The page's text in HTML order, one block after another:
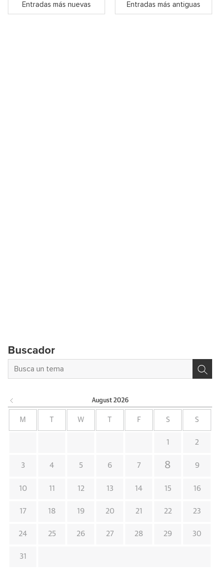
Entradas más nuevas Entradas más antiguas
Buscador
August 2026
M W F S S
1 2
3 4 5 6 7 8 9
10 11 12 13 14 15 16
17 18 19 20 21 22 23
24 25 26 27 28 29 30
31